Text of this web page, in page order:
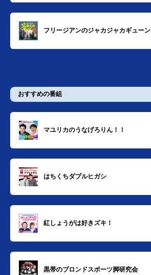
フリージアンのジャカジャカギューン
おすすめの番組
マユリカのうなげろりん！！
はちくちダブルヒガシ
紅しょうがは好きズキ！
黒帯のブロンドスポーツ脚研究会